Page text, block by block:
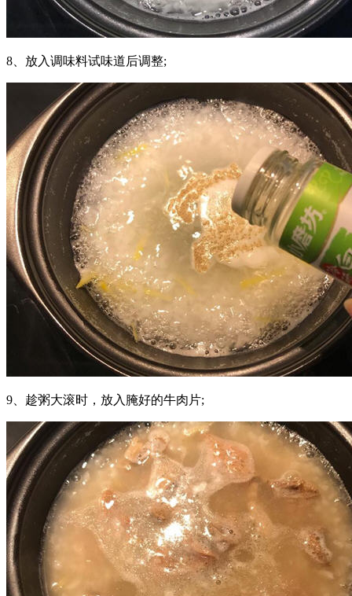
8、放入调味料试味道后调整;
9、趁粥大滚时，放入腌好的牛肉片;